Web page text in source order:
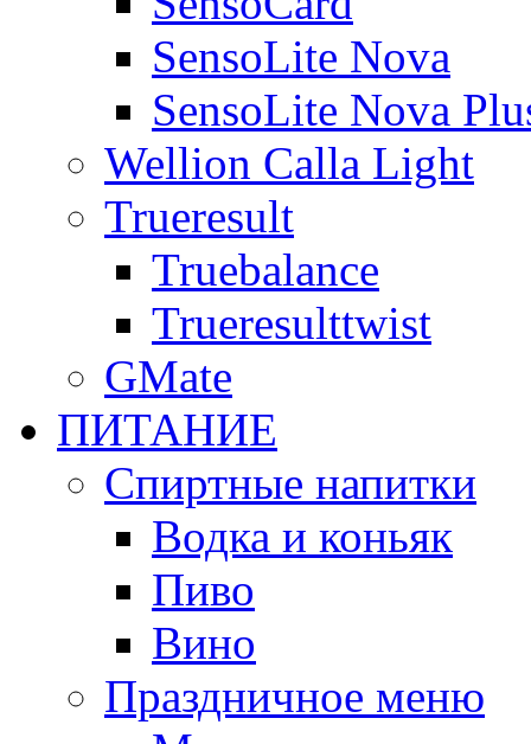
SensoLite Nova
SensoLite Nova
Wellion Calla Light
Trueresult
Truebalance
Trueresulttwist
GMate
ПИТАНИЕ
Спиртные напитки
Водка и коньяк
Пиво
Вино
Праздничное меню